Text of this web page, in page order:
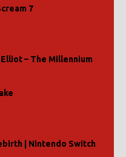
7
– The Millennium
| Nintendo Switch